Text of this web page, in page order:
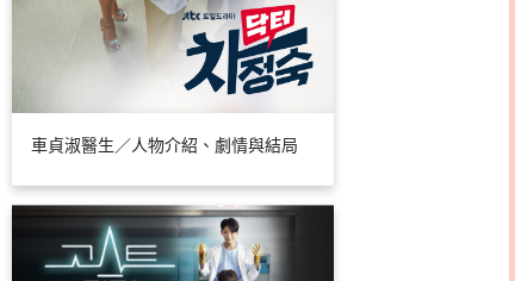
車貞淑醫生／人物介紹、劇情與結局